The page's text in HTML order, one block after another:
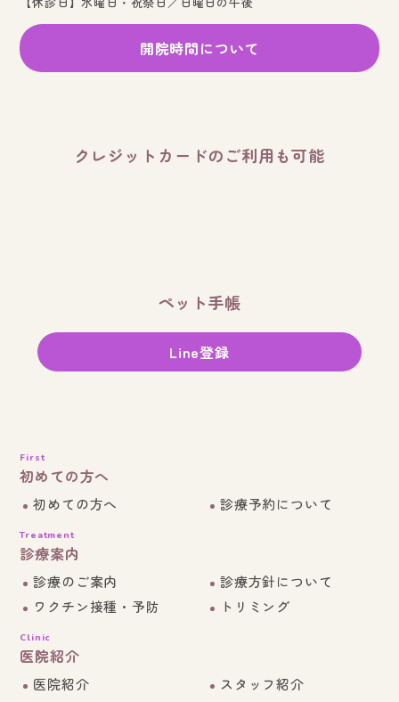
開院時間について
クレジットカードのご利用も可能
ペット手帳
Line登録
First
初めての方へ
初めての方へ 診療予約について
Treatment
診療案内
診療のご案内
診療方針について
ワクチン接種・予防
トリミング
Clinic
医院紹介
医院紹介
スタッフ紹介